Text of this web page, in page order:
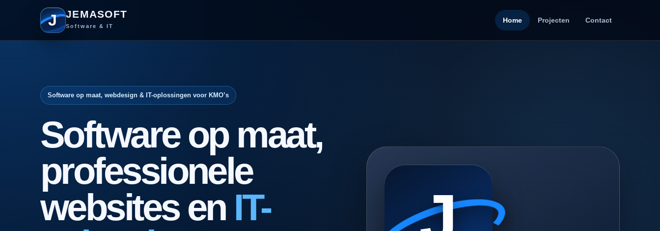
J JEMASOFT
Software & IT
Home Projecten Contact
Software op maat, webdesign & IT-oplossingen voor KMO’s
Software op maat,
professionele
websites en IT-